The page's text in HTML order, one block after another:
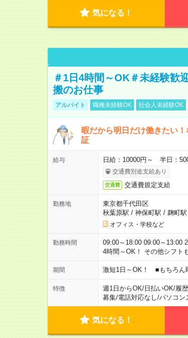
気になる！
＃1日4時間～OK＃未経験歓
搬のお仕事
アルバイト 職種未経験OK 社会人未経験OK
暇だから明日だけ働きたい
証
給与 日給：10000円～ 半日：
交通費別途支給あり
交通費 交通費規定支給
勤務地
東京都千代田区
秋葉原駅 / 神保町駅 / 麹町駅
オフィス・学校など
勤務時間
09:00～18:00 09:00～13:00
4時間～OK！ その他シフト
期間 激短1日～OK！ ■もちろん
特徴 週1日からOK/日払いOK/履
募集/電話対応なし/パソコン
気になる！